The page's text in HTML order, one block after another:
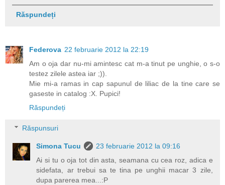
Răspundeți
Federova 22 februarie 2012 la 22:19
Am o oja dar nu-mi amintesc cat m-a tinut pe unghie, o s-o
testez zilele astea iar ;)).
Mie mi-a ramas in cap sapunul de liliac de la tine care se
gaseste in catalog :X. Pupici!
Răspundeți
Răspunsuri
Simona Tucu
23 februarie 2012 la 09:16
Ai si tu o oja tot din asta, seamana cu cea roz, adica e
sidefata, ar trebui sa te tina pe unghii macar 3 zile,
dupa parerea mea...:P